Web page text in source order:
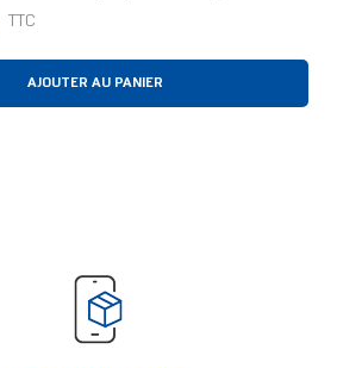
Normes MSA - Multimode LC -
TTC
AJOUTER AU PANIER